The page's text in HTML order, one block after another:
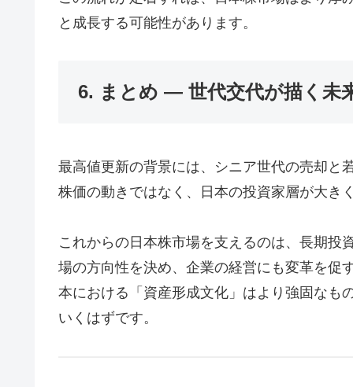
と成長する可能性があります。
6. まとめ ― 世代交代が描く未
最高値更新の背景には、シニア世代の売却と
株価の動きではなく、日本の投資家層が大き
これからの日本株市場を支えるのは、長期投
場の方向性を決め、企業の経営にも変革を促
本における「資産形成文化」はより強固なも
いくはずです。